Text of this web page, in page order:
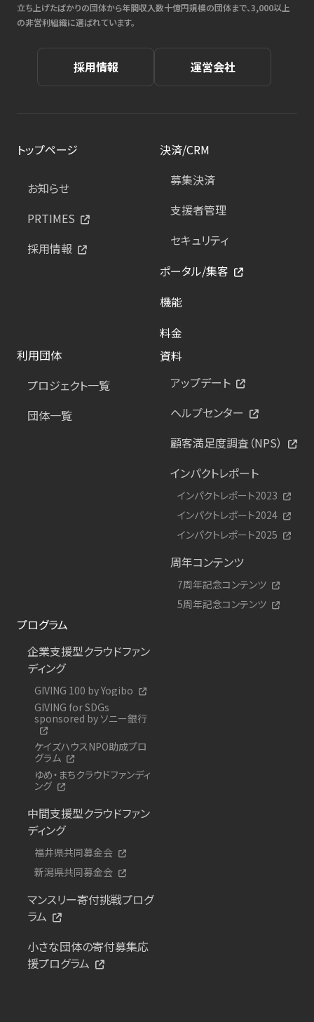
立ち上げたばかりの団体から年間収入数十億円規模の団体まで、3,000以上
の非営利組織に選ばれています。
採用情報 運営会社
トップページ
お知らせ
PRTIMES
採用情報
決済/CRM
募集決済
支援者管理
セキュリティ
ポータル/集客
機能
料金
利用団体
プロジェクト一覧
団体一覧
資料
アップデート
ヘルプセンター
顧客満足度調査（NPS）
インパクトレポート
インパクトレポート2023
インパクトレポート2024
インパクトレポート2025
周年コンテンツ
7周年記念コンテンツ
5周年記念コンテンツ
プログラム
企業支援型クラウドファン
ディング
GIVING 100 by Yogibo
GIVING for SDGs
sponsored by ソニー銀行
ケイズハウスNPO助成プロ
グラム
ゆめ・まちクラウドファンディ
ング
中間支援型クラウドファン
ディング
福井県共同募金会
新潟県共同募金会
マンスリー寄付挑戦プログ
ラム
小さな団体の寄付募集応
援プログラム